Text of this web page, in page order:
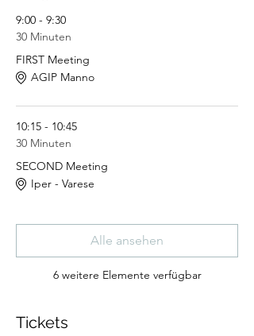
9:00 - 9:30
30 Minuten
FIRST Meeting
AGIP Manno
10:15 - 10:45
30 Minuten
SECOND Meeting
Iper - Varese
6 weitere Elemente verfügbar
Alle ansehen
Tickets